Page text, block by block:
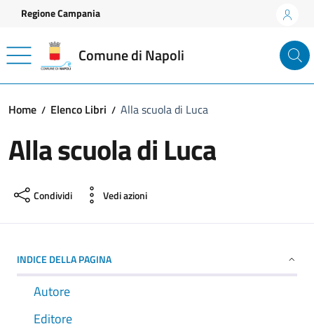
Vai ai contenuti
Vai al footer
Regione Campania
Comune di Napoli
Home Elenco Libri Alla scuola di Luca
Alla scuola di Luca
Condividi Vedi azioni
INDICE DELLA PAGINA
Autore
Editore